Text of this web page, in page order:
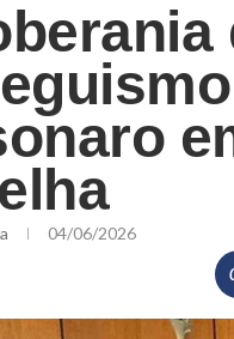
04/06/2026